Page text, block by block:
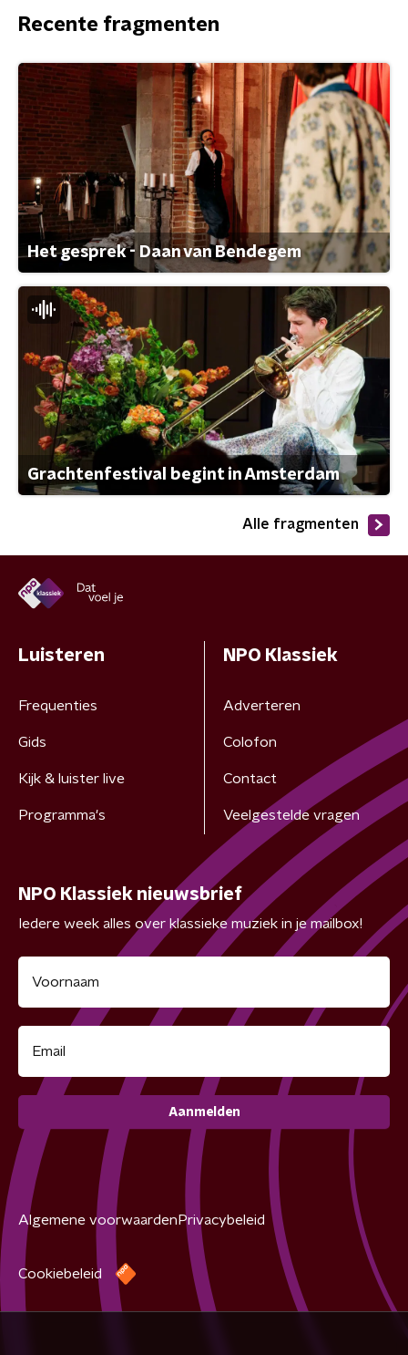
Recente fragmenten
Het gesprek - Daan van Bendegem
Grachtenfestival begint in Amsterdam
Alle fragmenten
Luisteren
Frequenties
Gids
Kijk & luister live
Programma's
NPO Klassiek
Adverteren
Colofon
Contact
Veelgestelde vragen
NPO Klassiek nieuwsbrief
Iedere week alles over klassieke muziek in je mailbox!
Aanmelden
Algemene voorwaarden Privacybeleid
Cookiebeleid